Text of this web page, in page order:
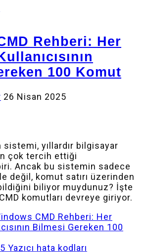
Rehberi: Her
100 Komut
26 Nisan 2025
yıllardır bilgisayar
çok tercih ettiği
Ancak bu sistemin sadece
değil, komut satırı üzerinden
biliyor muydunuz? İşte
komutları devreye giriyor.
CMD Rehberi: Her
Bilmesi Gereken 100